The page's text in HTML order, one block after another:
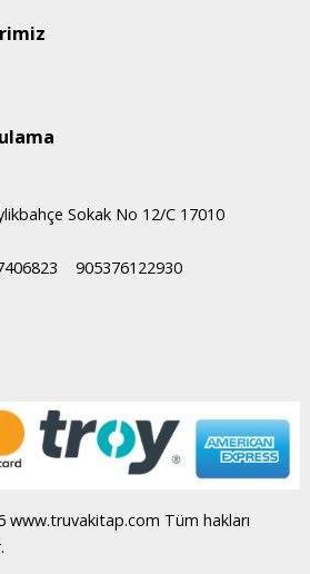
Sokak No 12/C 17010
905376122930
www.truvakitap.com Tüm hakları